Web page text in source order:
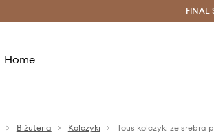
Oszczędzaj zFINAL
Home
Biżuteria Kolczyki Tous kolczyki ze srebra